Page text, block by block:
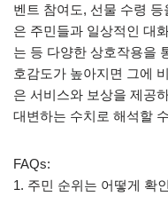
벤트 참여도, 선물 수령
은 주민들과 일상적인 대
는 등 다양한 상호작용을
호감도가 높아지면 그에
은 서비스와 보상을 제공
대변하는 수치로 해석할
FAQs:
1. 주민 순위는 어떻게 확